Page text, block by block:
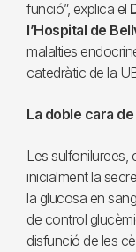
funció”, explica el
l’Hospital de
malalties
catedràtic de la
La doble cara
Les sulfonilurees,
inicialment la
la glucosa en
de control
disfunció de les